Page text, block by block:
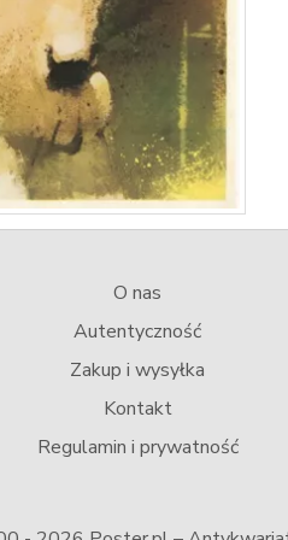
O nas
Autentyczność
Zakup i wysyłka
Kontakt
Regulamin i prywatność